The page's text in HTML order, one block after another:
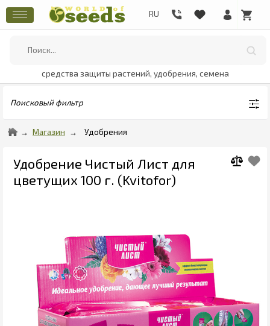
средства защиты растений, удобрения, семена
Поисковый фильтр
Магазин Удобрения
Удобрение Чистый Лист для
цветущих 100 г. (Kvitofor)